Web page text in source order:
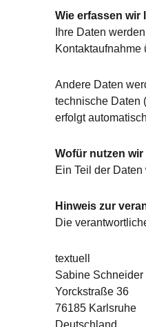
Wie erfassen wir
Ihre Daten
Kontaktaufnahme
Andere Daten
technische Daten
erfolgt
Wofür nutzen wir
Ein Teil der
Hinweis zur
Die
textuell
Sabine Schneider
Yorckstraße 36
76185 Karlsruhe
Deutschland